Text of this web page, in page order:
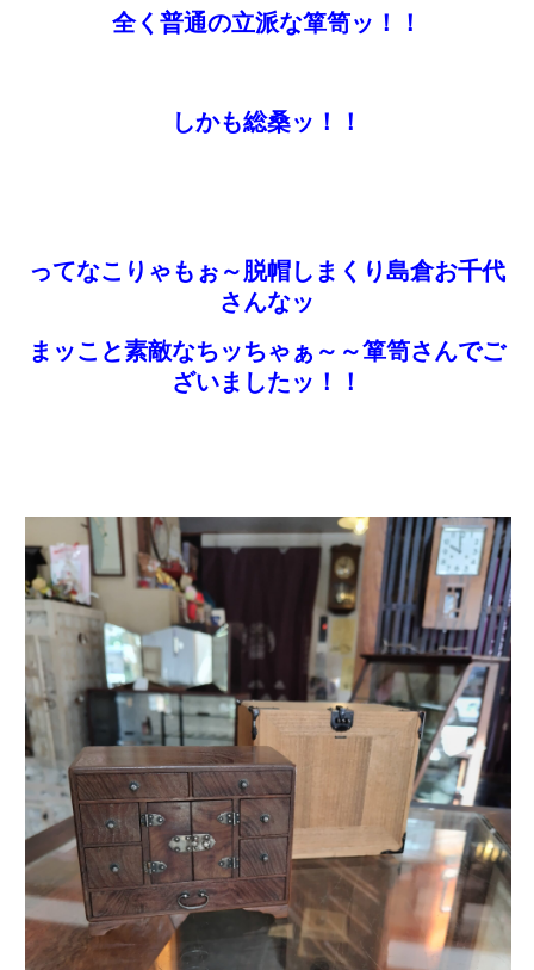
全く普通の立派な箪笥ッ！！
しかも総桑ッ！！
ってなこりゃもぉ～脱帽しまくり島倉お千代
さんなッ
まッこと素敵なちッちゃぁ～～箪笥さんでご
ざいましたッ！！